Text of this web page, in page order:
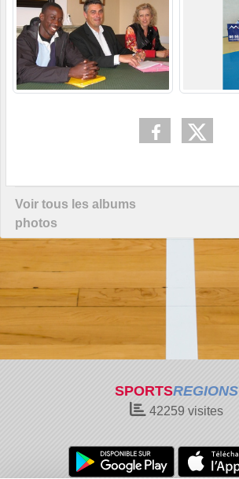
Voir tous les albums
photos
SPORTSREGIONS
42259 visites